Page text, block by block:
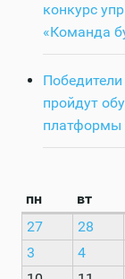
конкурс
«Команда
пройдут
платформы
пн вт
27
28
3
4